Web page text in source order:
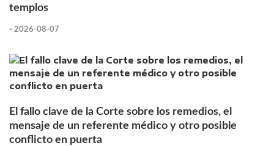
templos
- 2026-08-07
El fallo clave de la Corte sobre los remedios, el
mensaje de un referente médico y otro posible
conflicto en puerta